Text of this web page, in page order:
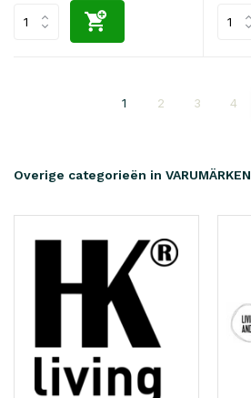
1 2 3 4
Overige categorieën in VARUMÄRKEN